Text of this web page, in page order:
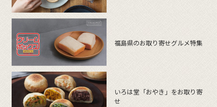
福島県のお取り寄せグルメ特集
いろは堂「おやき」をお取り寄
せ